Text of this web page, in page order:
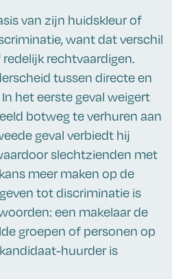
van zijn huidskleur of
want dat verschil
rechtvaardigen.
tussen directe en
het eerste geval weigert
botweg te verhuren aan
geval verbiedt hij
slechtzienden met
meer maken op de
tot discriminatie is
een makelaar de
groepen of personen op
huurder is